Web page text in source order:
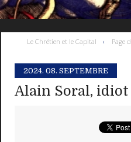
Le Chrétien et le Capital Page
2024. 08. SEPTEMBRE
Alain Soral,